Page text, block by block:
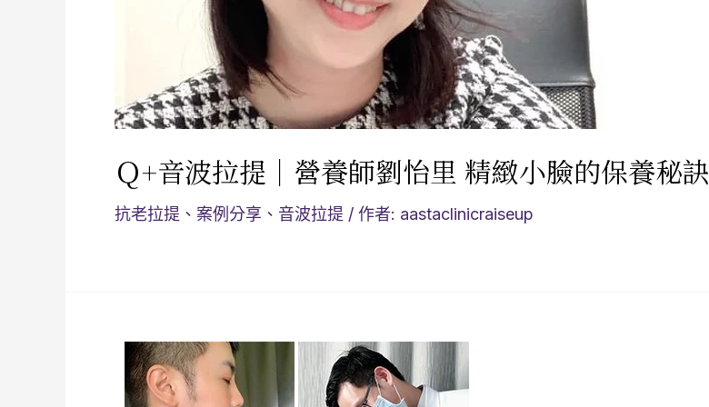
Ｑ+音波拉提｜營養師劉怡里 精緻小臉的保養秘訣
抗老拉提 、 案例分享 、 音波拉提 / 作者: aastaclinicraiseup